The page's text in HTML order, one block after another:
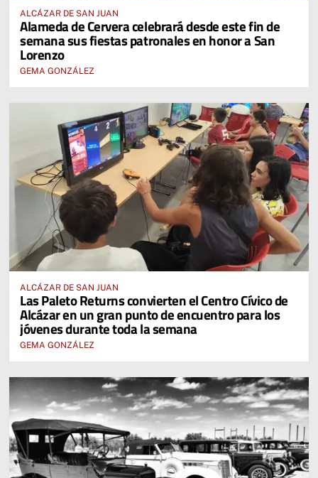
ALCÁZAR DE SAN JUAN
Alameda de Cervera celebrará desde este fin de
semana sus fiestas patronales en honor a San
Lorenzo
GEMA GONZÁLEZ
ALCÁZAR DE SAN JUAN
Las Paleto Returns convierten el Centro Cívico de
Alcázar en un gran punto de encuentro para los
jóvenes durante toda la semana
GEMA GONZÁLEZ